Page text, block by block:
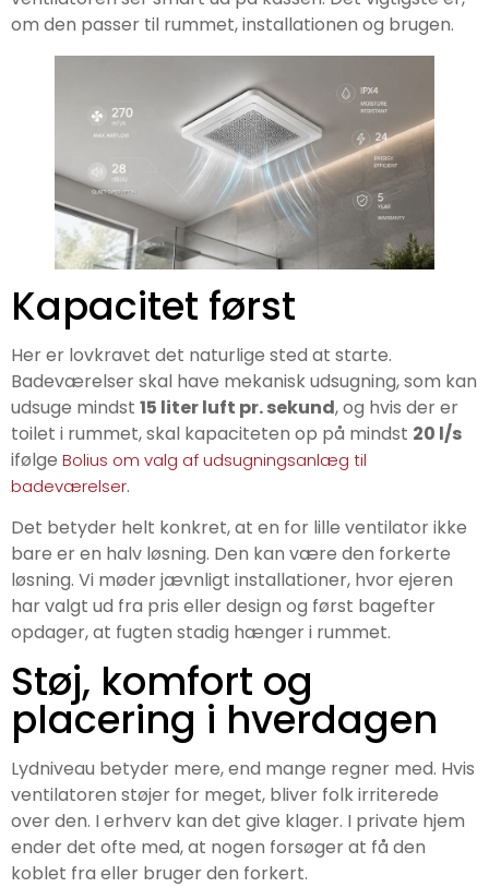
om den passer til rummet, installationen og brugen.
Kapacitet først
Her er lovkravet det naturlige sted at starte.
Badeværelser skal have mekanisk udsugning, som kan
udsuge mindst 15 liter luft pr. sekund, og hvis der er
toilet i rummet, skal kapaciteten op på mindst 20 l/s
ifølge Bolius om valg af udsugningsanlæg til
badeværelser.
Det betyder helt konkret, at en for lille ventilator ikke
bare er en halv løsning. Den kan være den forkerte
løsning. Vi møder jævnligt installationer, hvor ejeren
har valgt ud fra pris eller design og først bagefter
opdager, at fugten stadig hænger i rummet.
Støj, komfort og
placering i hverdagen
Lydniveau betyder mere, end mange regner med. Hvis
ventilatoren støjer for meget, bliver folk irriterede
over den. I erhverv kan det give klager. I private hjem
ender det ofte med, at nogen forsøger at få den
koblet fra eller bruger den forkert.